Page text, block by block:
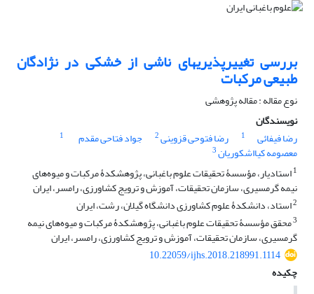
بررسی تغییرپذیریهای ناشی از خشکی در نژادگان
طبیعی مرکبات
نوع مقاله : مقاله پژوهشی
نویسندگان
رضا فیفائی
1 رضا فتوحی قزوینی2 جواد فتاحی مقدم 1
معصومه کیااشکوریان3
1استادیار، مؤسسۀ تحقیقات علوم باغبانی، پژوهشکدۀ مرکبات و میوه‌های
نیمه گرمسیری، سازمان تحقیقات، آموزش و ترویج کشاورزی، رامسر، ایران
2استاد، دانشکدۀ علوم کشاورزی دانشگاه گیلان، رشت، ایران
3محقق مؤسسۀ تحقیقات علوم باغبانی، پژوهشکدۀ مرکبات و میوه‌های نیمه
گرمسیری، سازمان تحقیقات، آموزش و ترویج کشاورزی، رامسر، ایران
10.22059/ijhs.2018.218991.1114
چکیده